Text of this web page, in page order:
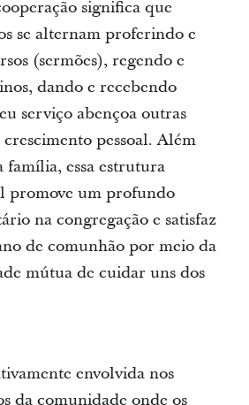
significa que
se alternam proferindo e
(sermões), regendo e
dando e recebendo
serviço abençoa outras
crescimento pessoal. Além
família, essa estrutura
promove um profundo
na congregação e satisfaz
de comunhão por meio da
mútua de cuidar uns dos
envolvida nos
da comunidade onde os